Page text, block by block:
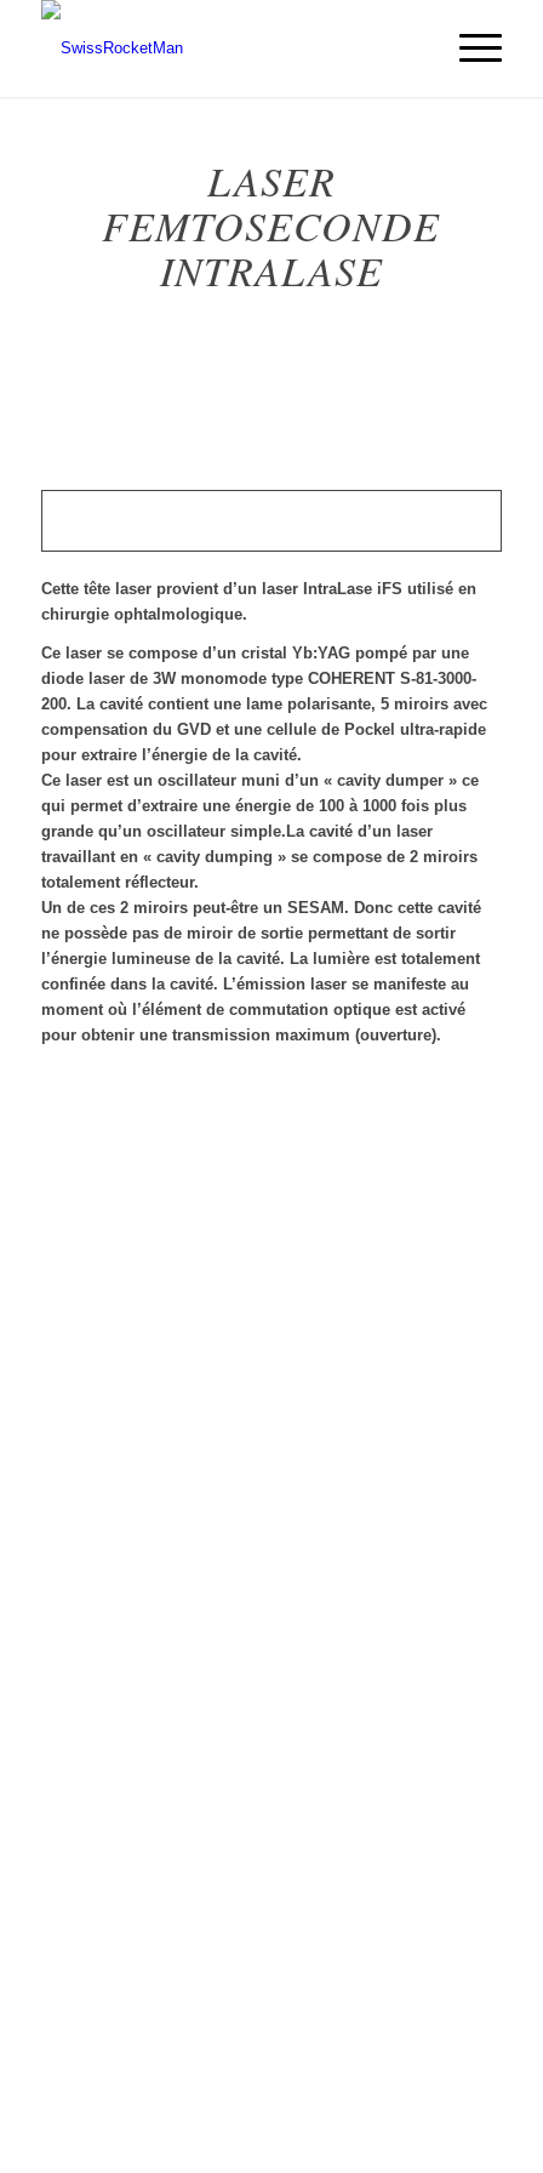
LASER
FEMTOSECONDE
INTRALASE
Cette tête laser provient d’un laser IntraLase iFS utilisé en
chirurgie ophtalmologique.
Ce laser se compose d’un cristal Yb:YAG pompé par une
diode laser de 3W monomode type COHERENT S-81-3000-
200. La cavité contient une lame polarisante, 5 miroirs avec
compensation du GVD et une cellule de Pockel ultra-rapide
pour extraire l’énergie de la cavité.
Ce laser est un oscillateur muni d’un « cavity dumper » ce
qui permet d’extraire une énergie de 100 à 1000 fois plus
grande qu’un oscillateur simple.La cavité d’un laser
travaillant en « cavity dumping » se compose de 2 miroirs
totalement réflecteur.
Un de ces 2 miroirs peut-être un SESAM. Donc cette cavité
ne possède pas de miroir de sortie permettant de sortir
l’énergie lumineuse de la cavité. La lumière est totalement
confinée dans la cavité. L’émission laser se manifeste au
moment où l’élément de commutation optique est activé
pour obtenir une transmission maximum (ouverture).